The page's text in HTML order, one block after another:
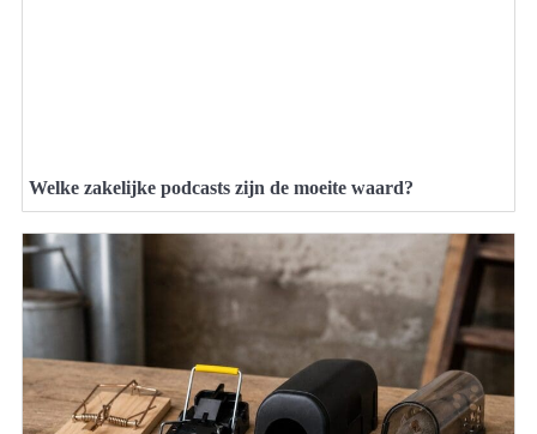
Welke zakelijke podcasts zijn de moeite waard?